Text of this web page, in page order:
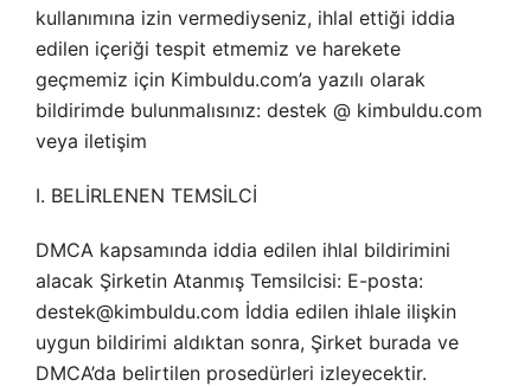
kullanımına izin vermediyseniz, ihlal ettiği iddia
edilen içeriği tespit etmemiz ve harekete
geçmemiz için Kimbuldu.com’a yazılı olarak
bildirimde bulunmalısınız: destek @ kimbuldu.com
veya iletişim
I. BELİRLENEN TEMSİLCİ
DMCA kapsamında iddia edilen ihlal bildirimini
alacak Şirketin Atanmış Temsilcisi: E-posta:
destek@kimbuldu.com İddia edilen ihlale ilişkin
uygun bildirimi aldıktan sonra, Şirket burada ve
DMCA’da belirtilen prosedürleri izleyecektir.